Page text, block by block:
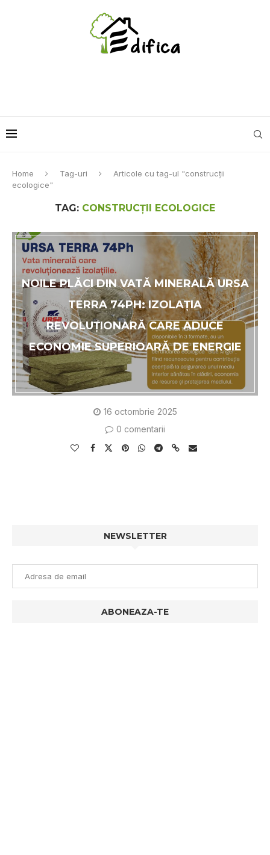
Home Tag-uri
Articole cu tag-ul "construcții
ecologice"
TAG: CONSTRUCȚII ECOLOGICE
NOILE PLĂCI DIN VATĂ MINERALĂ URSA
TERRA 74PH: IZOLAȚIA
REVOLUȚIONARĂ CARE ADUCE
ECONOMIE SUPERIOARĂ DE ENERGIE
16 octombrie 2025
0 comentarii
NEWSLETTER